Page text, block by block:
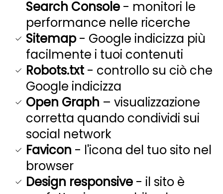
Search Console - monitori le
performance nelle ricerche
Sitemap- Google indicizza più
facilmente i tuoi contenuti
Robots.txt - controllo su ciò che
Google indicizza
Open Graph – visualizzazione
corretta quando condividi sui
social network
Favicon - l'icona del tuo sito nel
browser
Design responsive - il sito è